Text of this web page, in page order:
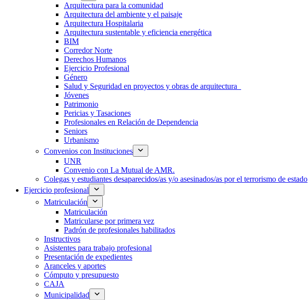
Arquitectura para la comunidad
Arquitectura del ambiente y el paisaje
Arquitectura Hospitalaria
Arquitectura sustentable y eficiencia energética
BIM
Corredor Norte
Derechos Humanos
Ejercicio Profesional
Género
Salud y Seguridad en proyectos y obras de arquitectura
Jóvenes
Patrimonio
Pericias y Tasaciones
Profesionales en Relación de Dependencia
Seniors
Urbanismo
Convenios con Instituciones
UNR
Convenio con La Mutual de AMR.
Colegas y estudiantes desaparecidos/as y/o asesinados/as por el terrorismo de estado
Ejercicio profesional
Matriculación
Matriculación
Matricularse por primera vez
Padrón de profesionales habilitados
Instructivos
Asistentes para trabajo profesional
Presentación de expedientes
Aranceles y aportes
Cómputo y presupuesto
CAJA
Municipalidad